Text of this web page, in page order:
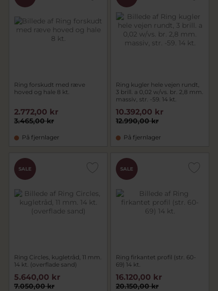
Ring forskudt med ræve
hoved og hale 8 kt.
3.465,00 kr
2.772,00 kr
På fjernlager
Ring kugler hele vejen rundt,
3 brill. a 0,02 w/vs. br. 2,8 mm.
massiv, str. -59. 14 kt.
12.990,00 kr
10.392,00 kr
På fjernlager
SALE
Ring Circles, kugletråd, 11 mm.
14 kt. (overflade sand)
7.050,00 kr
5.640,00 kr
SALE
Ring firkantet profil (str. 60-
69) 14 kt.
20.150,00 kr
16.120,00 kr